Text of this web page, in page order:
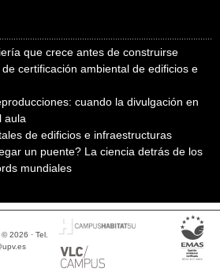
que crece antes de construirse
certificación ambiental de edificios e
cuando la divulgación en
aula
de edificios e infraestructuras
un puente? La ciencia detrás de los
mundiales
2026 · Tel.